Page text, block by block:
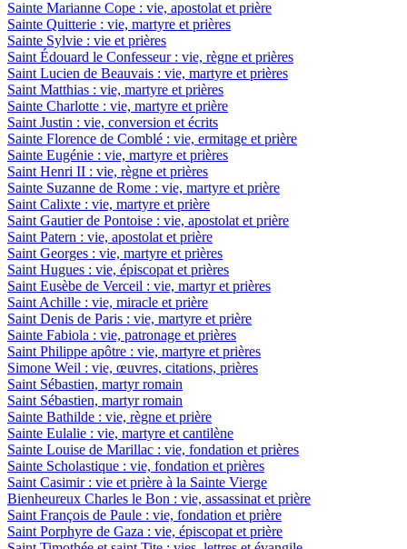
Sainte Marianne Cope : vie, apostolat et prière
Sainte Quitterie : vie, martyre et prières
Sainte Sylvie : vie et prières
Saint Édouard le Confesseur : vie, règne et prières
Saint Lucien de Beauvais : vie, martyre et prières
Saint Matthias : vie, martyre et prières
Sainte Charlotte : vie, martyre et prière
Saint Justin : vie, conversion et écrits
Sainte Florence de Comblé : vie, ermitage et prière
Sainte Eugénie : vie, martyre et prières
Saint Henri II : vie, règne et prières
Sainte Suzanne de Rome : vie, martyre et prière
Saint Calixte : vie, martyre et prière
Saint Gautier de Pontoise : vie, apostolat et prière
Saint Patern : vie, apostolat et prière
Saint Georges : vie, martyre et prières
Saint Hugues : vie, épiscopat et prières
Saint Eusèbe de Verceil : vie, martyr et prières
Saint Achille : vie, miracle et prière
Saint Denis de Paris : vie, martyre et prière
Sainte Fabiola : vie, patronage et prières
Saint Philippe apôtre : vie, martyre et prières
Simone Weil : vie, œuvres, citations, prières
Saint Sébastien, martyr romain
Saint Sébastien, martyr romain
Sainte Bathilde : vie, règne et prière
Sainte Eulalie : vie, martyre et cantilène
Sainte Louise de Marillac : vie, fondation et prières
Sainte Scholastique : vie, fondation et prières
Saint Casimir : vie et prière à la Sainte Vierge
Bienheureux Charles le Bon : vie, assassinat et prière
Saint François de Paule : vie, fondation et prière
Saint Porphyre de Gaza : vie, épiscopat et prière